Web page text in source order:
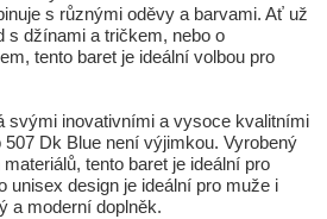
s různými oděvy a barvami. Ať už
s džínami a tričkem, nebo o
tento baret je ideální volbou pro
svými inovativními a vysoce kvalitními
Dk Blue není výjimkou. Vyrobený
tento baret je ideální pro
unisex design je ideální pro muže i
a moderní doplněk.